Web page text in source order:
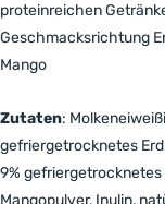
proteinreichen
Geschmacksrichtung
Mango
Zutaten:
gefriergetrocknetes
9% gefriergetrocknetes
Mangopulver, Inulin,